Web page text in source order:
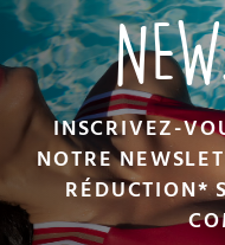
INSCRIVEZ-
NOTRE
RÉDUCTION*